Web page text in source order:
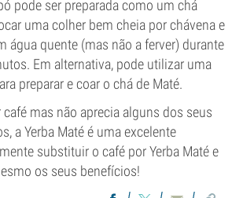
pode ser preparada como um chá
uma colher bem cheia por chávena e
água quente (mas não a ferver) durante
Em alternativa, pode utilizar uma
preparar e coar o chá de Maté.
mas não aprecia alguns dos seus
a Yerba Maté é uma excelente
substituir o café por Yerba Maté e
os seus benefícios!